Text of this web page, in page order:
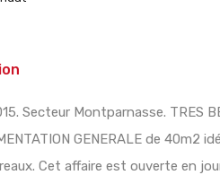
Secteur Montparnasse. TRES
GENERALE de 40m2
Cet affaire est ouverte en